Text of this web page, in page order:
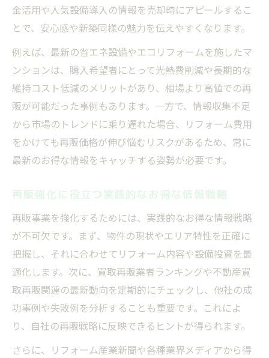
金活用や人気設備導入の情報を売却時にアピールするこ
とで、安心感や新築同様の魅力を伝えやすくなります。
例えば、最新の省エネ設備やエコリフォームを施したマ
ンションは、購入希望者にとって光熱費削減や長期的な
維持コスト低減のメリットがあり、相場より高値での再
販が可能だった事例もあります。一方で、情報収集不足
から市場のトレンドに乗り遅れた場合、リフォーム費用
をかけても再販価格が伸び悩むリスクがあるため、常に
最新のお得な情報をキャッチする姿勢が必要です。
再販強化に役立つ実践的なお得な情報戦略
再販事業を強化するためには、実践的なお得な情報戦略
が不可欠です。まず、物件の現状やエリア特性を正確に
把握し、それに合わせてリフォーム内容や設備投資を最
適化します。次に、買取再販業者ランキングや不動産買
取再販関連の最新動向を定期的にチェックし、他社の成
功事例や失敗例を分析することも重要です。これによ
り、自社の再販戦略に反映できるヒントが得られます。
さらに、リフォーム産業新聞や各種業界メディアから得